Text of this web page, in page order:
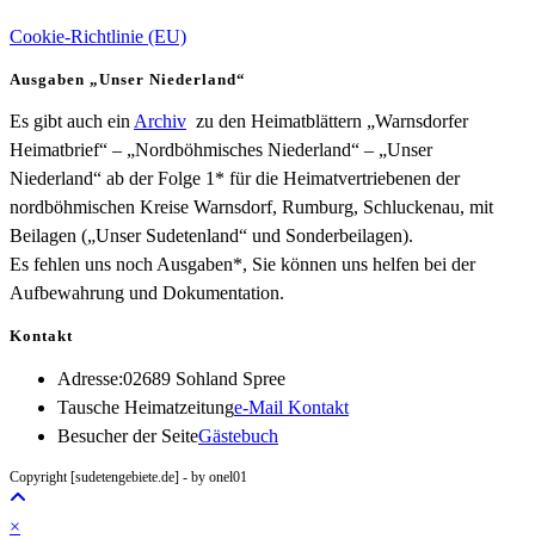
Cookie-Richtlinie (EU)
Ausgaben „Unser Niederland“
Es gibt auch ein Archiv zu den Heimatblättern „Warnsdorfer
Heimatbrief“ – „Nordböhmisches Niederland“ – „Unser
Niederland“ ab der Folge 1* für die Heimatvertriebenen der
nordböhmischen Kreise Warnsdorf, Rumburg, Schluckenau, mit
Beilagen („Unser Sudetenland“ und Sonderbeilagen).
Es fehlen uns noch Ausgaben*, Sie können uns helfen bei der
Aufbewahrung und Dokumentation.
Kontakt
Adresse:02689 Sohland Spree
Tausche Heimatzeitunge-Mail KontaktOpens
Besucher der SeiteGästebuch
Copyright [sudetengebiete.de] - by onel01
×